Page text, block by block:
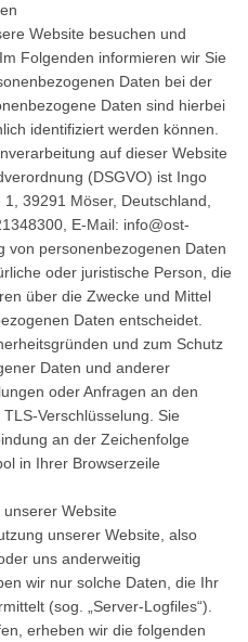
Website besuchen und
Folgenden informieren wir Sie
Daten bei der
Daten sind hierbei
identifiziert werden können.
auf dieser Website
(DSGVO) ist Ingo
39291 Möser, Deutschland,
E-Mail: info@ost-
von personenbezogenen Daten
oder juristische Person, die
über die Zwecke und Mittel
Daten entscheidet.
und zum Schutz
Daten und anderer
oder Anfragen an den
Verschlüsselung. Sie
an der Zeichenfolge
in Ihrer Browserzeile
Website
unserer Website, also
uns anderweitig
wir nur solche Daten, die Ihr
(sog. „Server-Logfiles“).
erheben wir die folgenden